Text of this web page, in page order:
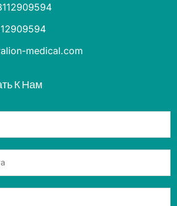
medical.com
К Нам